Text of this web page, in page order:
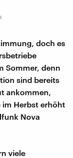
doch es
Sommer, denn
sind bereits
ankommen,
im Herbst erhöht
Nova
viele